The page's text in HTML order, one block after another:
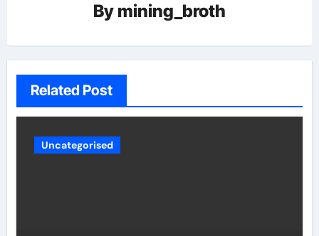
By mining_broth
Related Post
Uncategorised